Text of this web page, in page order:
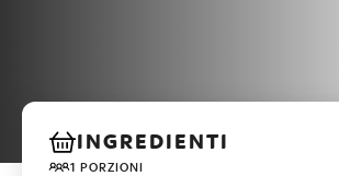
INGREDIENTI
1 PORZIONI